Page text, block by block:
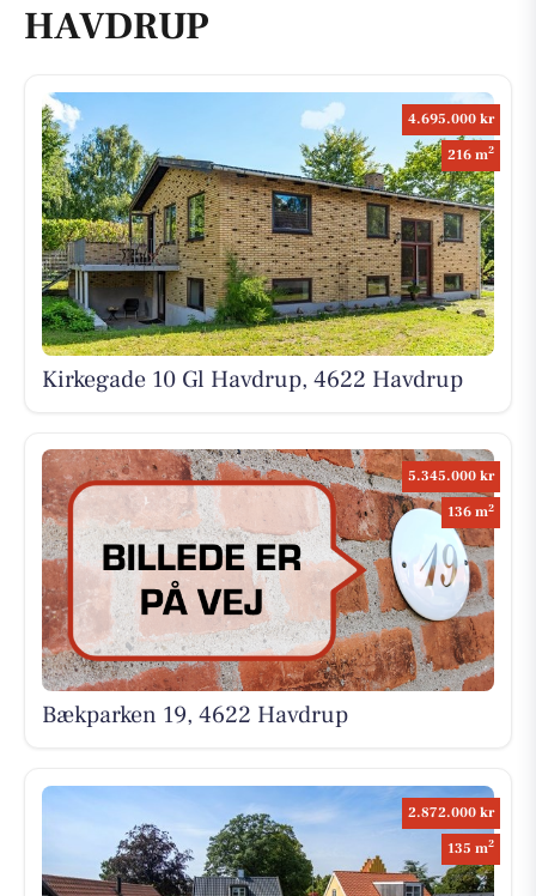
HAVDRUP
4.695.000 kr
216 m2
Kirkegade 10 Gl Havdrup, 4622 Havdrup
5.345.000 kr
136 m2
Bækparken 19, 4622 Havdrup
2.872.000 kr
135 m2